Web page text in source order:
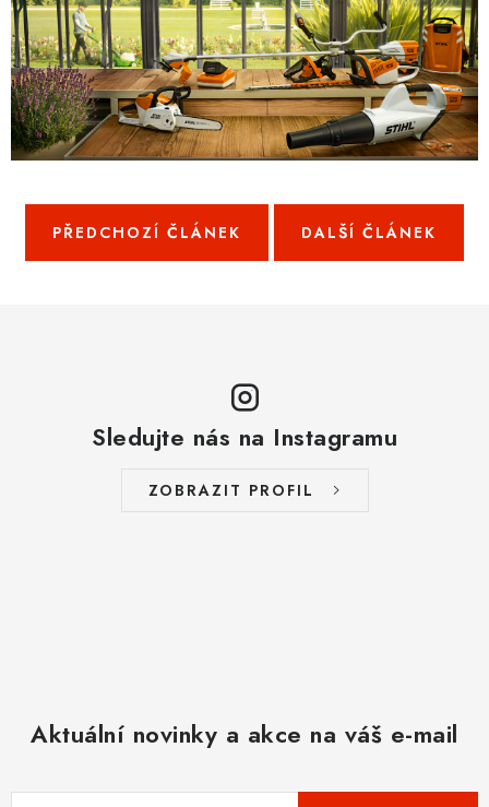
PŘEDCHOZÍ ČLÁNEK DALŠÍ ČLÁNEK
Sledujte nás na Instagramu
ZOBRAZIT PROFIL
Aktuální novinky a akce na váš e-mail